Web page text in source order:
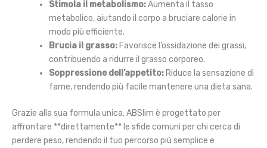
Stimola il metabolismo:Aumenta il tasso
metabolico, aiutando il corpo a bruciare calorie in
modo più efficiente.
Brucia il grasso: Favorisce l’ossidazione dei grassi,
contribuendo a ridurre il grasso corporeo.
Soppressione dell’appetito: Riduce la sensazione di
fame, rendendo più facile mantenere una dieta sana.
Grazie alla sua formula unica, ABSlim è progettato per
affrontare **direttamente** le sfide comuni per chi cerca di
perdere peso, rendendo il tuo percorso più semplice e